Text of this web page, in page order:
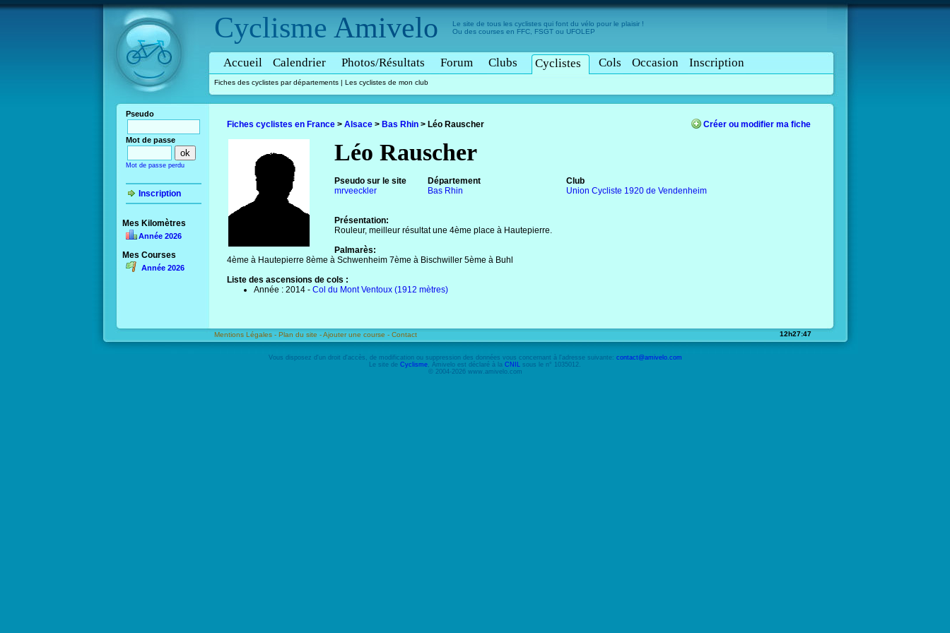
Cyclisme Amivelo
Le site de tous les cyclistes qui font du vélo pour le plaisir !
Ou des courses en FFC, FSGT ou UFOLEP
Accueil Calendrier Photos/Résultats Forum Clubs Cyclistes Cols Occasion Inscription
Fiches des cyclistes par départements | Les cyclistes de mon club
Pseudo
Mot de passe
Mot de passe perdu
Inscription
Mes Kilomètres
Année 2026
Mes Courses
Année 2026
Fiches cyclistes en France > Alsace > Bas Rhin > Léo Rauscher Créer ou modifier ma fiche
Léo Rauscher
Pseudo sur le site
mrveeckler
Département
Bas Rhin
Club
Union Cycliste 1920 de Vendenheim
Présentation:
Rouleur, meilleur résultat une 4ème place à Hautepierre.
Palmarès:
4ème à Hautepierre 8ème à Schwenheim 7ème à Bischwiller 5ème à Buhl
Liste des ascensions de cols :
Année : 2014 - Col du Mont Ventoux (1912 mètres)
Mentions Légales - Plan du site -Ajouter une course - Contact 12h27:47
Vous disposez d'un droit d'accès, de modification ou suppression des données vous concernant à l'adresse suivante: contact@amivelo.com
Le site de Cyclisme, Amivelo est déclaré à la CNIL sous le n° 1035012.
© 2004-2026 www.amivelo.com